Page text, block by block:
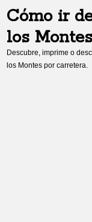
Cómo ir
los Montes
Descubre, imprime o
los Montes por carretera.